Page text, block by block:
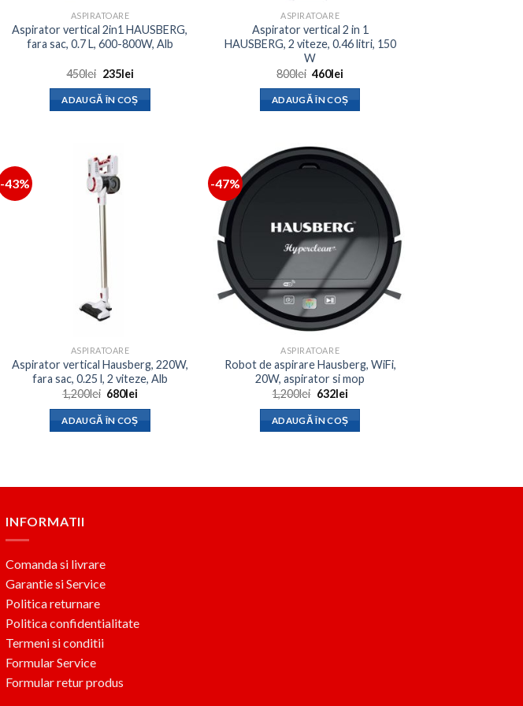
ASPIRATOARE
Aspirator vertical 2in1 HAUSBERG,
fara sac, 0.7 L, 600-800W, Alb
450lei Prețul
a
fost:
235leiPrețul
este:
235lei.
ADAUGĂ ÎN COȘ
ASPIRATOARE
Aspirator vertical 2 in 1
HAUSBERG, 2 viteze, 0.46 litri, 150
W
800lei Prețul
a
fost:
460lei
este:
460lei.
ADAUGĂ ÎN COȘ
-43%
ASPIRATOARE
Aspirator vertical Hausberg, 220W,
fara sac, 0.25 l, 2 viteze, Alb
1,200lei Prețul
a
fost:
680lei
este:
680lei.
ADAUGĂ ÎN COȘ
-47%
ASPIRATOARE
Robot de aspirare Hausberg, WiFi,
20W, aspirator si mop
1,200lei Prețul
a
fost:
632leiPrețul
este:
632lei.
ADAUGĂ ÎN COȘ
INFORMATII
Comanda si livrare
Garantie si Service
Politica returnare
Politica confidentialitate
Termeni si conditii
Formular Service
Formular retur produs